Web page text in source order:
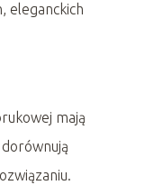
eleganckich
mają